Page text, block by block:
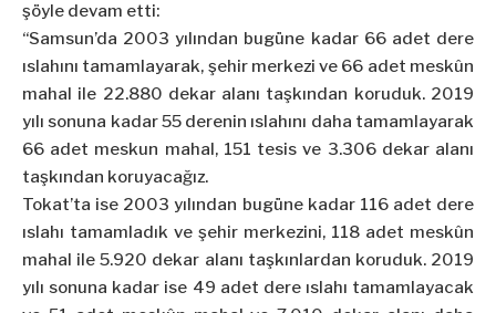
şöyle devam etti:
“Samsun’da 2003 yılından bugüne kadar 66 adet dere
ıslahını tamamlayarak, şehir merkezi ve 66 adet meskûn
mahal ile 22.880 dekar alanı taşkından koruduk. 2019
yılı sonuna kadar 55 derenin ıslahını daha tamamlayarak
66 adet meskun mahal, 151 tesis ve 3.306 dekar alanı
taşkından koruyacağız.
Tokat’ta ise 2003 yılından bugüne kadar 116 adet dere
ıslahı tamamladık ve şehir merkezini, 118 adet meskûn
mahal ile 5.920 dekar alanı taşkınlardan koruduk. 2019
yılı sonuna kadar ise 49 adet dere ıslahı tamamlayacak